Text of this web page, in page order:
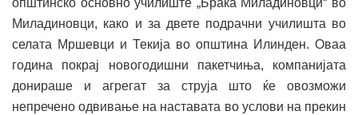
Миладиновци, како и за двете подрачни училишта во
селата Мршевци и Текија во општина Илинден. Оваа
година покрај новогодишни пакетчиња, компанијата
донираше и агрегат за струја што ќе овозможи
непречено одвивање на наставата во услови на прекин